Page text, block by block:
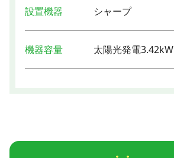
設置機器 シャープ
機器容量 太陽光発電3.42kW